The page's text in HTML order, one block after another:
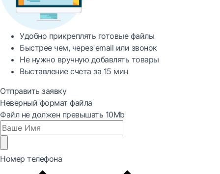
Удобно прикреплять готовые файлы
Быстреечем, через email или звонок
Не нужно вручную добавлять товары
Выставление счета за 15 мин
Отправить заявку
Неверный формат файла
Файл не должен превышать 10Mb
Номер телефона